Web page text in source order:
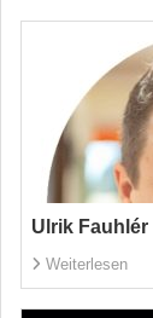
Ulrik
Weiterlesen